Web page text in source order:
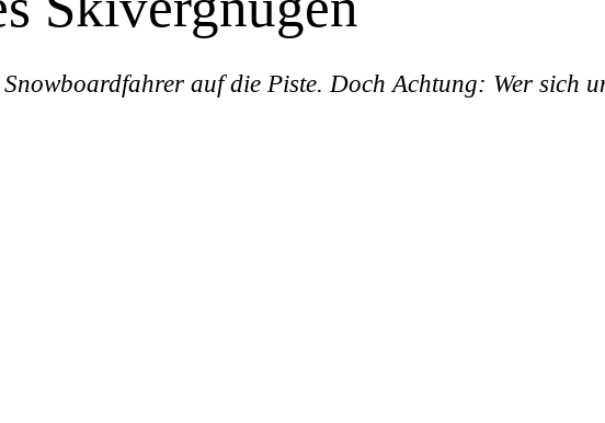
auf die Piste. Doch Achtung: Wer sich